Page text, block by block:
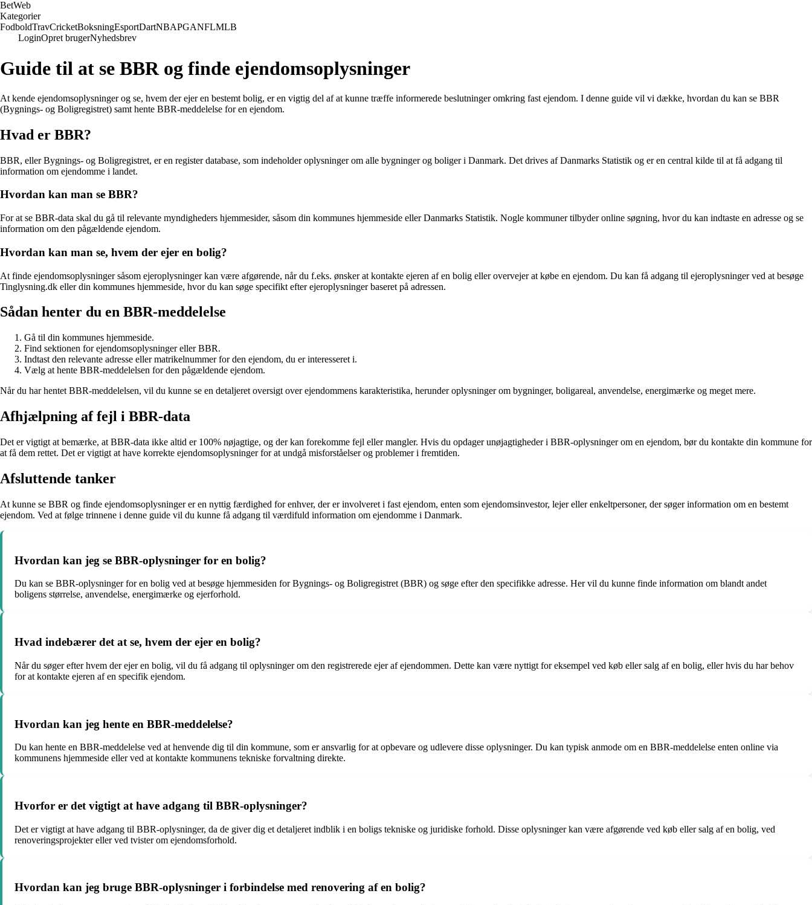
BetWeb
Kategorier
FodboldTravCricketBoksningEsportDartNBAPGANFLMLB
LoginOpret brugerNyhedsbrev
Guide til at se BBR og finde ejendomsoplysninger
At kende ejendomsoplysninger og se, hvem der ejer en bestemt bolig, er en vigtig del af at kunne træffe informerede beslutninger omkring fast ejendom. I denne guide vil vi dække, hvordan du kan se BBR
(Bygnings- og Boligregistret) samt hente BBR-meddelelse for en ejendom.
Hvad er BBR?
BBR, eller Bygnings- og Boligregistret, er en register database, som indeholder oplysninger om alle bygninger og boliger i Danmark. Det drives af Danmarks Statistik og er en central kilde til at få adgang til
information om ejendomme i landet.
Hvordan kan man se BBR?
For at se BBR-data skal du gå til relevante myndigheders hjemmesider, såsom din kommunes hjemmeside eller Danmarks Statistik. Nogle kommuner tilbyder online søgning, hvor du kan indtaste en adresse og se
information om den pågældende ejendom.
Hvordan kan man se, hvem der ejer en bolig?
At finde ejendomsoplysninger såsom ejeroplysninger kan være afgørende, når du f.eks. ønsker at kontakte ejeren af en bolig eller overvejer at købe en ejendom. Du kan få adgang til ejeroplysninger ved at besøge
Tinglysning.dk eller din kommunes hjemmeside, hvor du kan søge specifikt efter ejeroplysninger baseret på adressen.
Sådan henter du en BBR-meddelelse
Gå til din kommunes hjemmeside.
Find sektionen for ejendomsoplysninger eller BBR.
Indtast den relevante adresse eller matrikelnummer for den ejendom, du er interesseret i.
Vælg at hente BBR-meddelelsen for den pågældende ejendom.
Når du har hentet BBR-meddelelsen, vil du kunne se en detaljeret oversigt over ejendommens karakteristika, herunder oplysninger om bygninger, boligareal, anvendelse, energimærke og meget mere.
Afhjælpning af fejl i BBR-data
Det er vigtigt at bemærke, at BBR-data ikke altid er 100% nøjagtige, og der kan forekomme fejl eller mangler. Hvis du opdager unøjagtigheder i BBR-oplysninger om en ejendom, bør du kontakte din kommune for
at få dem rettet. Det er vigtigt at have korrekte ejendomsoplysninger for at undgå misforståelser og problemer i fremtiden.
Afsluttende tanker
At kunne se BBR og finde ejendomsoplysninger er en nyttig færdighed for enhver, der er involveret i fast ejendom, enten som ejendomsinvestor, lejer eller enkeltpersoner, der søger information om en bestemt
ejendom. Ved at følge trinnene i denne guide vil du kunne få adgang til værdifuld information om ejendomme i Danmark.
Hvordan kan jeg se BBR-oplysninger for en bolig?
Du kan se BBR-oplysninger for en bolig ved at besøge hjemmesiden for Bygnings- og Boligregistret (BBR) og søge efter den specifikke adresse. Her vil du kunne finde information om blandt andet
boligens størrelse, anvendelse, energimærke og ejerforhold.
Hvad indebærer det at se, hvem der ejer en bolig?
Når du søger efter hvem der ejer en bolig, vil du få adgang til oplysninger om den registrerede ejer af ejendommen. Dette kan være nyttigt for eksempel ved køb eller salg af en bolig, eller hvis du har behov
for at kontakte ejeren af en specifik ejendom.
Hvordan kan jeg hente en BBR-meddelelse?
Du kan hente en BBR-meddelelse ved at henvende dig til din kommune, som er ansvarlig for at opbevare og udlevere disse oplysninger. Du kan typisk anmode om en BBR-meddelelse enten online via
kommunens hjemmeside eller ved at kontakte kommunens tekniske forvaltning direkte.
Hvorfor er det vigtigt at have adgang til BBR-oplysninger?
Det er vigtigt at have adgang til BBR-oplysninger, da de giver dig et detaljeret indblik i en boligs tekniske og juridiske forhold. Disse oplysninger kan være afgørende ved køb eller salg af en bolig, ved
renoveringsprojekter eller ved tvister om ejendomsforhold.
Hvordan kan jeg bruge BBR-oplysninger i forbindelse med renovering af en bolig?